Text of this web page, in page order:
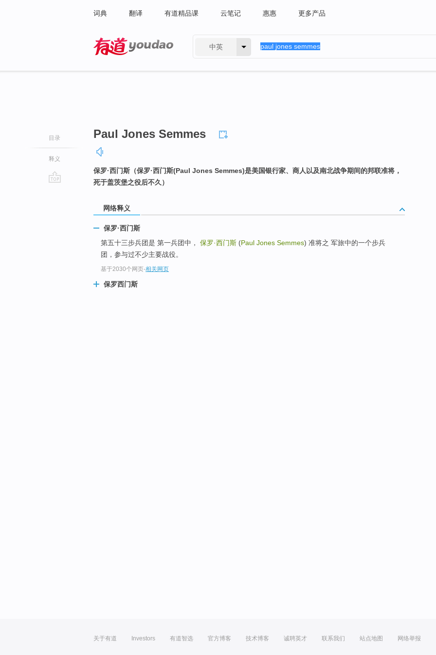
词典 翻译 有道精品课 云笔记 惠惠 更多产品
中英
目录
释义
Paul Jones Semmes
保罗·西门斯（保罗·西门斯(Paul Jones Semmes)是美国银行家、商人以及南北战争期间的邦联准将，
死于盖茨堡之役后不久）
网络释义
保罗·西门斯
第五十三步兵团是 第一兵团中， 保罗·西门斯 (Paul Jones Semmes) 准将之 军旅中的一个步兵
团，参与过不少主要战役。
基于2030个网页-相关网页
保罗西门斯
关于有道 Investors 有道智选 官方博客 技术博客 诚聘英才 联系我们 站点地图 网络举报